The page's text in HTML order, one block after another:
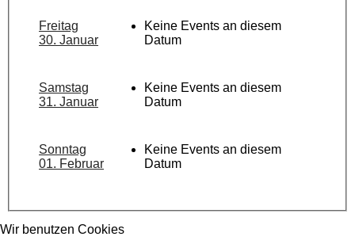
Freitag
30. Januar
Keine Events an diesem
Datum
Samstag
31. Januar
Keine Events an diesem
Datum
Sonntag
01. Februar
Keine Events an diesem
Datum
Wir benutzen Cookies